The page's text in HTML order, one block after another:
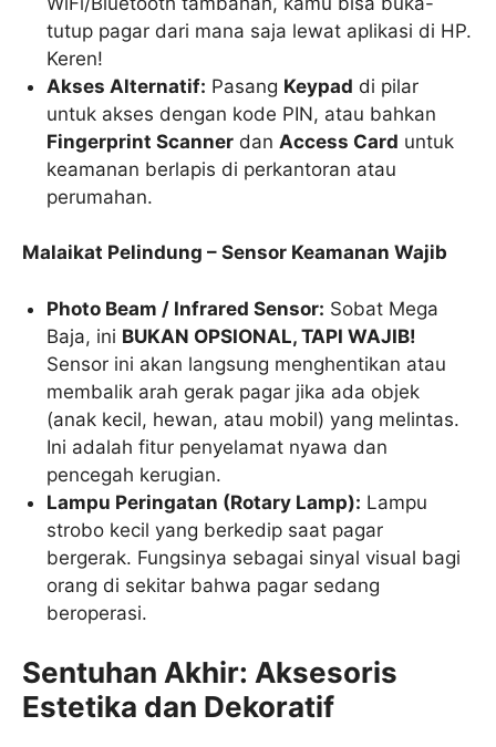
tutup pagar dari mana saja lewat aplikasi di HP.
Keren!
Akses Alternatif: Pasang Keypad di pilar
untuk akses dengan kode PIN, atau bahkan
Fingerprint Scanner dan Access Card untuk
keamanan berlapis di perkantoran atau
perumahan.
Malaikat Pelindung – Sensor Keamanan Wajib
Photo Beam / Infrared Sensor: Sobat Mega
Baja, ini BUKAN OPSIONAL, TAPI WAJIB!
Sensor ini akan langsung menghentikan atau
membalik arah gerak pagar jika ada objek
(anak kecil, hewan, atau mobil) yang melintas.
Ini adalah fitur penyelamat nyawa dan
pencegah kerugian.
Lampu Peringatan (Rotary Lamp): Lampu
strobo kecil yang berkedip saat pagar
bergerak. Fungsinya sebagai sinyal visual bagi
orang di sekitar bahwa pagar sedang
beroperasi.
Sentuhan Akhir: Aksesoris
Estetika dan Dekoratif